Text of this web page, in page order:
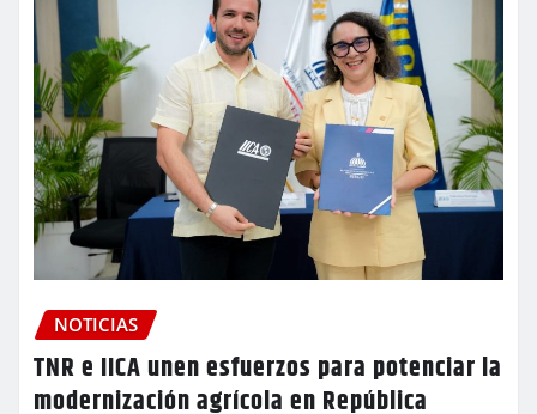
NOTICIAS
TNR e IICA unen esfuerzos para potenciar la
modernización agrícola en República